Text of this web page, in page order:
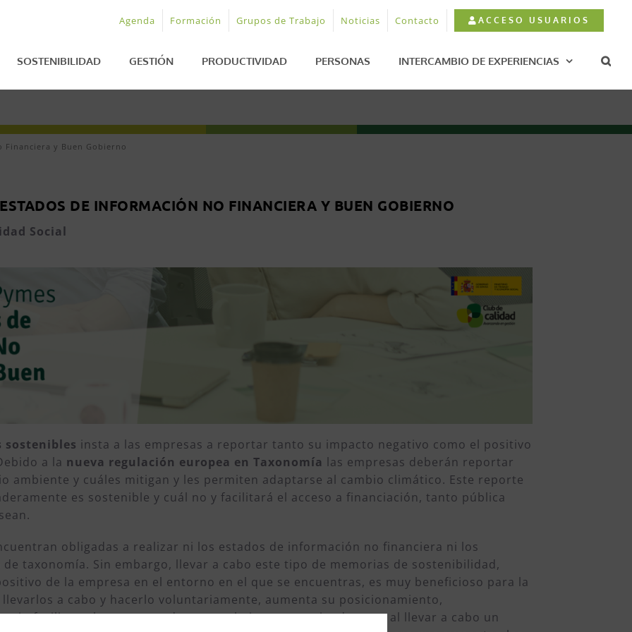
Agenda Formación Grupos de Trabajo Noticias Contacto ACCESO USUARIOS
SOSTENIBILIDAD GESTIÓN PRODUCTIVIDAD PERSONAS INTERCAMBIO DE EXPERIENCIAS
Financiera y Buen Gobierno
DE INFORMACIÓN NO FINANCIERA Y BUEN GOBIERNO
Social
insta a las empresas a reportar tanto su impacto negativo como el positivo
a la nueva regulación europea en Taxonomía las empresas deberán reportar
ambiente y cuáles mitigan y les permiten adaptarse al cambio climático. Este reporte
es sostenible y cuál no y facilitará el acceso a financiación, tanto pública
obligadas a realizar ni los estados de información no financiera ni los
taxonomía. Sin embargo, llevar a cabo este tipo de memorias de sostenibilidad,
de la empresa en el entorno en el que se encuentras, es muy beneficioso para la
a cabo y hacerlo voluntariamente, aumenta su posicionamiento,
facilitar a las pymes todo este trabajo y que entiendan que al llevar a cabo un